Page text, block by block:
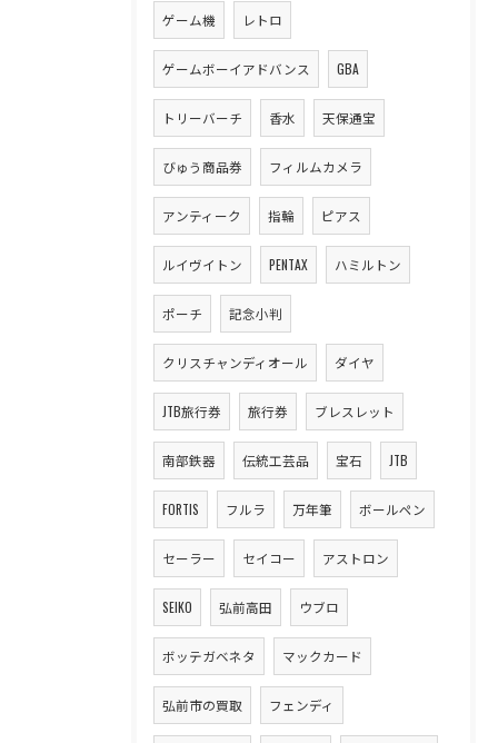
ゲーム機 レトロ
ゲームボーイアドバンス GBA
トリーバーチ 香水 天保通宝
びゅう商品券 フィルムカメラ
アンティーク 指輪 ピアス
ルイヴイトン PENTAX ハミルトン
ポーチ 記念小判
クリスチャンディオール ダイヤ
JTB旅行券 旅行券 ブレスレット
南部鉄器 伝統工芸品 宝石 JTB
FORTIS フルラ 万年筆 ボールペン
セーラー セイコー アストロン
SEIKO 弘前高田 ウブロ
ボッテガベネタ マックカード
弘前市の買取 フェンディ